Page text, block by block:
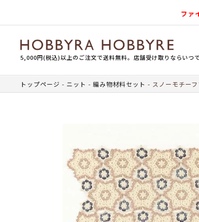
ファ
5,000円(税込)以上のご注文で送料無料。店舗受け取りならいつ
トップページ ニット 編み物材料セット スノーモチー